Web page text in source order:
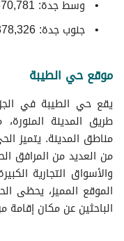
وسط جدة: 5,670,781 ريال سعودي
جنوب جدة: 1,378,326 ريال سعودي
موقع حي الطيبة
يقع حي الطيبة في
طريق المدينة
مناطق المدينة. يتميز
من العديد من المرافق
والأسواق التجارية
الموقع المميز، يحظى
الباحثين عن مكان إقامة